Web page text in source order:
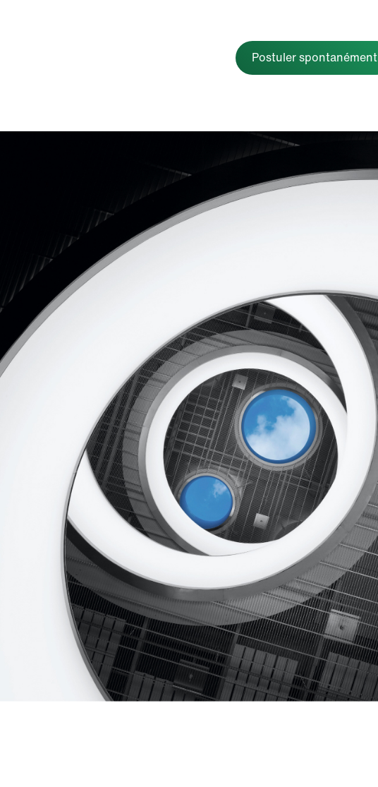
Postuler spontanément